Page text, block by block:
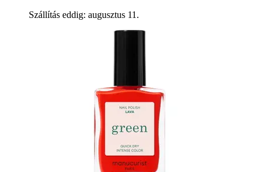
Szállítás eddig: augusztus 11.